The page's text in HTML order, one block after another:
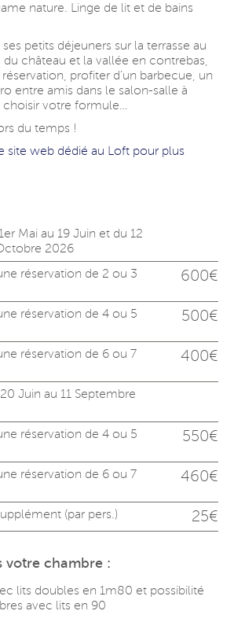
nature. Linge de lit et de bains
petits déjeuners sur la terrasse au
château et la vallée en contrebas,
profiter d’un barbecue, un
entre amis dans le salon-salle à
choisir votre formule…
du temps !
site web dédié au Loft pour plus
Mai au 19 Juin et du 12
2026
réservation de 2 ou 3
600€
réservation de 4 ou 5
500€
réservation de 6 ou 7
400€
Juin au 11 Septembre
réservation de 4 ou 5
550€
réservation de 6 ou 7
460€
(par pers.) 25€
votre chambre :
lits doubles en 1m80 et possibilité
avec lits en 90